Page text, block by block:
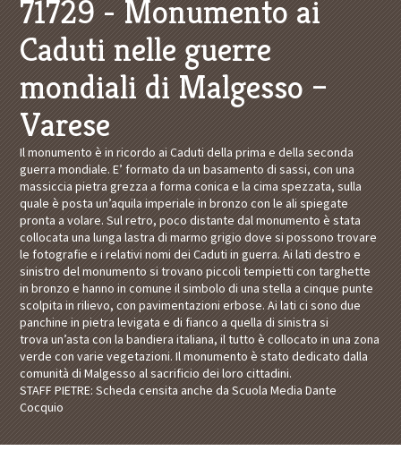
71729 - Monumento ai
Caduti nelle guerre
mondiali di Malgesso –
Varese
Il monumento è in ricordo ai Caduti della prima e della seconda
guerra mondiale. E’ formato da un basamento di sassi, con una
massiccia pietra grezza a forma conica e la cima spezzata, sulla
quale è posta un’aquila imperiale in bronzo con le ali spiegate
pronta a volare. Sul retro, poco distante dal monumento è stata
collocata una lunga lastra di marmo grigio dove si possono trovare
le fotografie e i relativi nomi dei Caduti in guerra. Ai lati destro e
sinistro del monumento si trovano piccoli tempietti con targhette
in bronzo e hanno in comune il simbolo di una stella a cinque punte
scolpita in rilievo, con pavimentazioni erbose. Ai lati ci sono due
panchine in pietra levigata e di fianco a quella di sinistra si
trova un’asta con la bandiera italiana, il tutto è collocato in una zona
verde con varie vegetazioni. Il monumento è stato dedicato dalla
comunità di Malgesso al sacrificio dei loro cittadini.
STAFF PIETRE: Scheda censita anche da Scuola Media Dante
Cocquio